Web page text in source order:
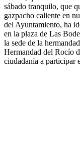
sábado tranquilo, que
gazpacho caliente en
del Ayuntamiento, ha
en la plaza de Las
la sede de la
Hermandad del Rocío
ciudadanía a participar